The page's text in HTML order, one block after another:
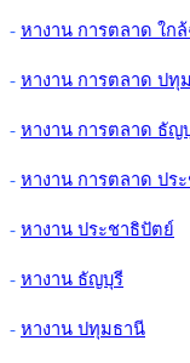
- หางาน การตลาด ใก
- หางาน การตลาด ปทุ
- หางาน การตลาด ธัญ
- หางาน การตลาด ปร
- หางาน ประชาธิปัตย์
- หางาน ธัญบุรี
- หางาน ปทุมธานี